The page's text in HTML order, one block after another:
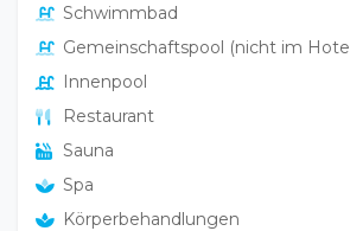
Gemeinschaftspool (nicht im Hotel)
Innenpool
Restaurant
Sauna
Spa
Körperbehandlungen
Meerblick